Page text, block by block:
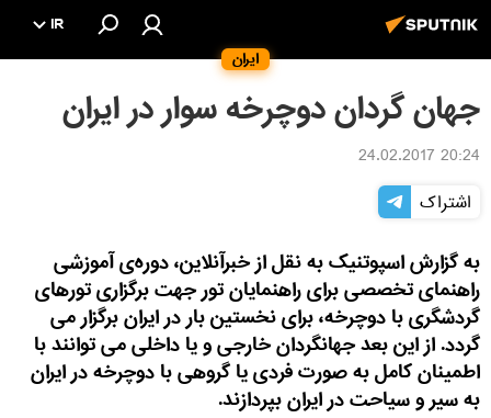
ایران
IR
جهان گردان دوچرخه سوار در ایران
20:24 24.02.2017
اشتراک
به گزارش اسپوتنیک به نقل از خبرآنلاین، دوره‌ی آموزشی
راهنمای تخصصی برای راهنمایان تور جهت برگزاری تورهای
گردشگری با دوچرخه، برای نخستین بار در ایران برگزار می
گردد. از این بعد جهانگردان خارجی و یا داخلی می توانند با
اطمینان کامل به صورت فردی یا گروهی با دوچرخه در ایران
به سیر و سیاحت در ایران بپردازند.